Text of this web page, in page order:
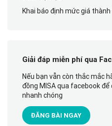
Khai báo định mức giá
Giải đáp miễn phí qua
Nếu bạn vẫn còn thắc mắc
đồng MISA qua facebook
nhanh chóng
ĐĂNG BÀI NGAY